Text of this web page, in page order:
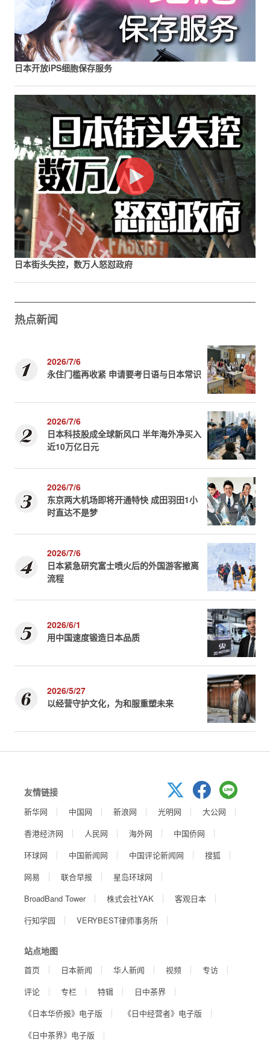
日本开放iPS细胞保存服务
日本街头失控，数万人怒怼政府
热点新闻
2026/7/6
永住门槛再收紧 申请要考日语与日本常识
2026/7/6
日本科技股成全球新风口 半年海外净买入
近10万亿日元
2026/7/6
东京两大机场即将开通特快 成田羽田1小
时直达不是梦
2026/7/6
日本紧急研究富士喷火后的外国游客撤离
流程
2026/6/1
用中国速度锻造日本品质
2026/5/27
以经营守护文化，为和服重塑未来
友情链接
新华网 中国网 新浪网 光明网
大公网
香港经济网
人民网 海外网
中国侨网
环球网
中国新闻网 中国评论新闻网
搜狐
网易
联合早报
星岛环球网
BroadBand Tower
株式会社YAK
客观日本
行知学园
VERYBEST律师事务所
站点地图
首页 日本新闻 华人新闻 视频
专访
评论
专栏 特辑
日中茶界
《日本华侨报》电子版
《日中经营者》电子版
《日中茶界》电子版